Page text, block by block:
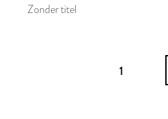
Zonder titel
1